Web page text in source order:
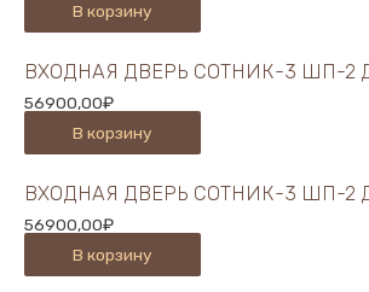
В корзину
ВХОДНАЯ ДВЕРЬ СОТНИК-3 ШП-2
56900,00₽
В корзину
ВХОДНАЯ ДВЕРЬ СОТНИК-3 ШП-2
56900,00₽
В корзину